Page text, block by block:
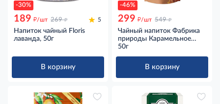
-30%
189 д/шт 269 д 5
Напиток чайный Floris
лаванда, 50г
В корзину
-46%
299 д/шт 549 д
Чайный напиток Фабрика
природы Карамельное
печенье из семян
50г
В корзину